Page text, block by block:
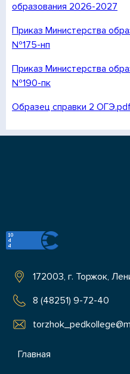
образования 2026-2027
Приказ Министерства
№175-нп
Приказ Министерства
№190-пк
Образец справки 2
172003, г. Торжок,
8 (48251) 9-72-40
Главная